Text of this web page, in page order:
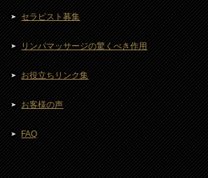
セラピスト募集
リンパマッサージの驚くべき作用
お役立ちリンク集
お客様の声
FAQ